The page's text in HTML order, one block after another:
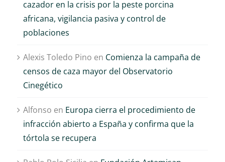
cazador en la crisis por la peste porcina
africana, vigilancia pasiva y control de
poblaciones
Alexis Toledo Pino en Comienza la campaña de
censos de caza mayor del Observatorio
Cinegético
Alfonso en Europa cierra el procedimiento de
infracción abierto a España y confirma que la
tórtola se recupera